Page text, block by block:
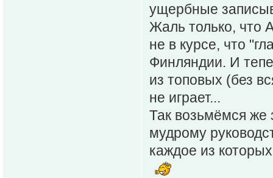
ущербные
Жаль только, что
не в курсе, что
Финляндии. И
из топовых (без
не играет...
Так возьмёмся же
мудрому
каждое из